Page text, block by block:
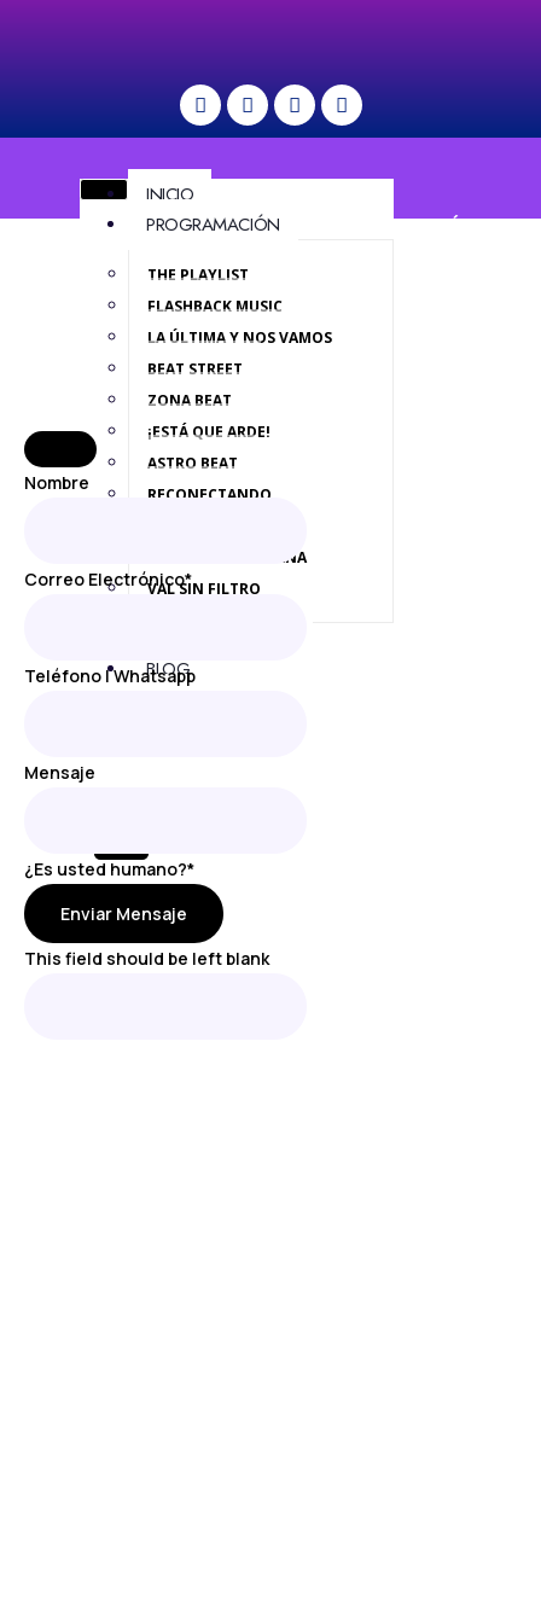
INICIO
PROGRAMACIÓN
THE PLAYLIST
FLASHBACK MUSIC
LA ÚLTIMA Y NOS VAMOS
BEAT STREET
ZONA BEAT
¡ESTÁ QUE ARDE!
ASTRO BEAT
RECONECTANDO
FIEBRE DE LA SEMANA
VAL SIN FILTRO
BLOG
MENÚ
Nombre
Correo Electrónico*
Teléfono | Whatsapp
Mensaje
¿Es usted humano?*
Enviar Mensaje
This field should be left blank